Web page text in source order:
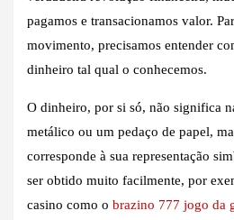
pagamos e transacionamos valor.
movimento, precisamos entender
dinheiro tal qual o conhecemos.
O dinheiro, por si só, não significa
metálico ou um pedaço de papel,
corresponde à sua representação
ser obtido muito facilmente, por
casino como o brazino 777 jogo da